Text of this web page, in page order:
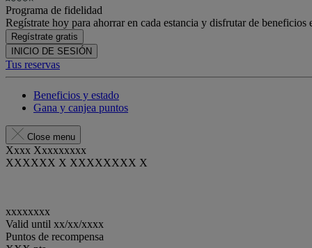
Programa de fidelidad
Regístrate hoy para ahorrar en cada estancia y disfrutar de beneficios
Regístrate gratis
INICIO DE SESIÓN
Tus reservas
Beneficios y estado
Gana y canjea puntos
Close menu
Xxxx Xxxxxxxxx
XXXXXX X XXXXXXXX X
xxxxxxxx
Valid until xx/xx/xxxx
Puntos de recompensa